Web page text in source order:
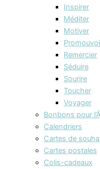
Inspirer
Méditer
Motiver
Remercier
Séduire
Sourire
Toucher
Voyager
Bonbons pour
Calendriers
Cartes de
Cartes postales
Colis-cadeaux